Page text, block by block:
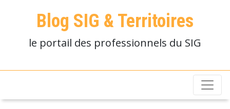
Blog SIG & Territoires
le portail des professionnels du SIG